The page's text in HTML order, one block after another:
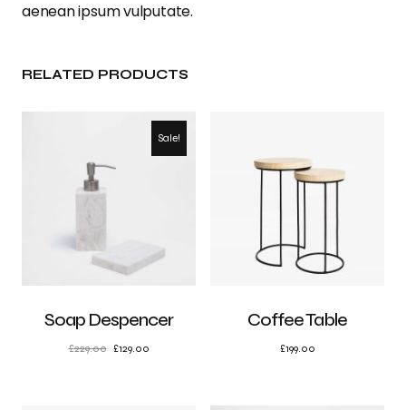
aenean ipsum vulputate.
RELATED PRODUCTS
Sale!
Soap Despencer
£229.00 £129.00
Coffee Table
£199.00